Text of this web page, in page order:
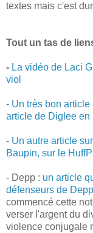
textes mais c'est
Tout un tas de
- La vidéo de Laci
viol
- Un très bon
article de Diglee en
- Un autre article
Baupin, sur le
- Depp : un article
défenseurs de Depp
commencé cette
verser l'argent du
violence conjugale